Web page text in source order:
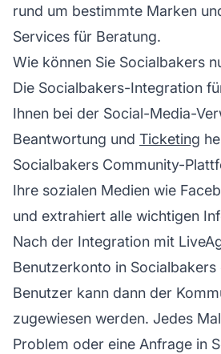
rund um bestimmte Marken
Services für Beratung.
Wie können Sie Socialbakers
Die Socialbakers-Integration
Ihnen bei der Social-Media-
Beantwortung und Ticketing
Socialbakers Community-
Ihre sozialen Medien wie
und extrahiert alle wichtigen
Nach der Integration mit
Benutzerkonto in Socialbakers
Benutzer kann dann der
zugewiesen werden. Jedes
Problem oder eine Anfrage in